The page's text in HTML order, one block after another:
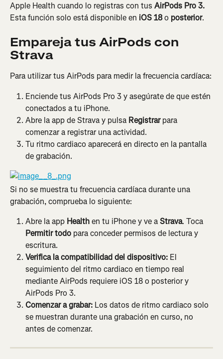
Apple Health cuando lo registras con tus AirPods Pro 3.
Esta función solo está disponible en iOS 18 o posterior.
Empareja tus AirPods con
Strava
Para utilizar tus AirPods para medir la frecuencia cardíaca:
Enciende tus AirPods Pro 3 y asegúrate de que estén
conectados a tu iPhone.
Abre la app de Strava y pulsa Registrar para
comenzar a registrar una actividad.
Tu ritmo cardiaco aparecerá en directo en la pantalla
de grabación.
Si no se muestra tu frecuencia cardíaca durante una
grabación, comprueba lo siguiente:
Abre la app Health en tu iPhone y ve a Strava. Toca
Permitir todo para conceder permisos de lectura y
escritura.
Verifica la compatibilidad del dispositivo: El
seguimiento del ritmo cardiaco en tiempo real
mediante AirPods requiere iOS 18 o posterior y
AirPods Pro 3.
Comenzar a grabar: Los datos de ritmo cardiaco solo
se muestran durante una grabación en curso, no
antes de comenzar.